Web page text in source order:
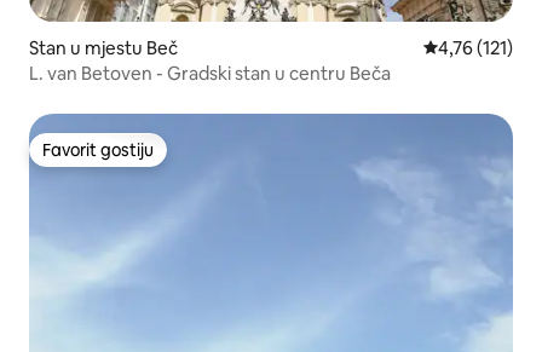
Stan u mjestu Beč prosječna
4,76 (121)
L. van Betoven - Gradski stan u centru Beča
Favorit gostiju
Favorit gostiju